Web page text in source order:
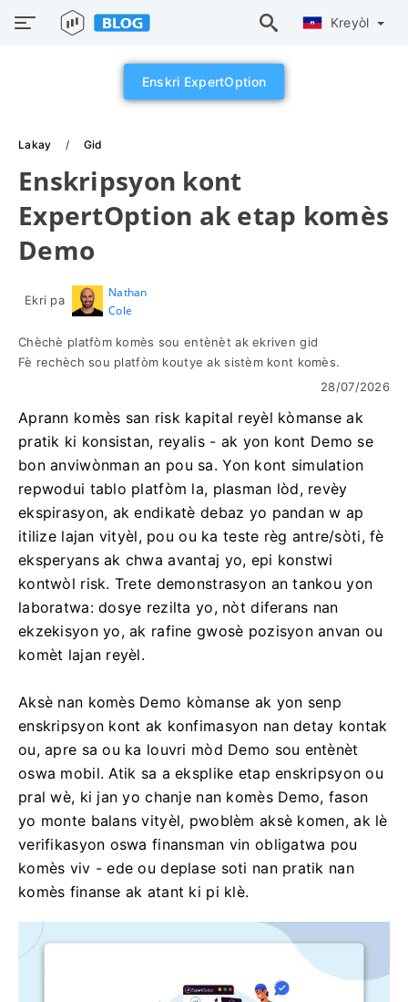
Kreyòl
Enskri ExpertOption
Lakay Gid
Enskripsyon kont
ExpertOption ak etap komès
Demo
Ekri pa
Nathan
Cole
Chèchè platfòm komès sou entènèt ak ekriven gid
Fè rechèch sou platfòm koutye ak sistèm kont komès.
28/07/2026
Aprann komès san risk kapital reyèl kòmanse ak
pratik ki konsistan, reyalis - ak yon kont Demo se
bon anviwònman an pou sa. Yon kont simulation
repwodui tablo platfòm la, plasman lòd, revèy
ekspirasyon, ak endikatè debaz yo pandan w ap
itilize lajan vityèl, pou ou ka teste règ antre/sòti, fè
eksperyans ak chwa avantaj yo, epi konstwi
kontwòl risk. Trete demonstrasyon an tankou yon
laboratwa: dosye rezilta yo, nòt diferans nan
ekzekisyon yo, ak rafine gwosè pozisyon anvan ou
komèt lajan reyèl.
Aksè nan komès Demo kòmanse ak yon senp
enskripsyon kont ak konfimasyon nan detay kontak
ou, apre sa ou ka louvri mòd Demo sou entènèt
oswa mobil. Atik sa a eksplike etap enskripsyon ou
pral wè, ki jan yo chanje nan komès Demo, fason
yo monte balans vityèl, pwoblèm aksè komen, ak lè
verifikasyon oswa finansman vin obligatwa pou
komès viv - ede ou deplase soti nan pratik nan
komès finanse ak atant ki pi klè.